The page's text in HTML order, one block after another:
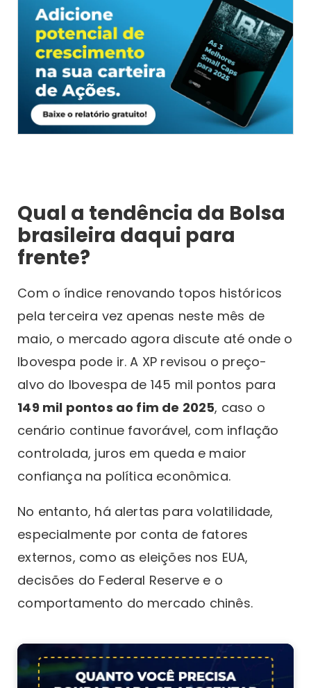
Qual a tendência da Bolsa
brasileira daqui para
frente?
Com o índice renovando topos históricos
pela terceira vez apenas neste mês de
maio, o mercado agora discute até onde o
Ibovespa pode ir. A XP revisou o preço-
alvo do Ibovespa de 145 mil pontos para
149 mil pontos ao fim de 2025, caso o
cenário continue favorável, com inflação
controlada, juros em queda e maior
confiança na política econômica.
No entanto, há alertas para volatilidade,
especialmente por conta de fatores
externos, como as eleições nos EUA,
decisões do Federal Reserve e o
comportamento do mercado chinês.